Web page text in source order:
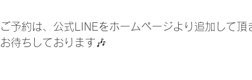
ご予約は、公式LINEをホームページより追加して
お待ちしております🎶